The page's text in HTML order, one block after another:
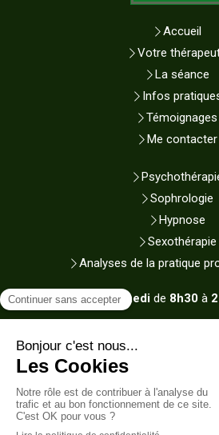
Accueil
Votre
La séance
Infos
Témoignages
Me contacter
Sophrologie
Hypnose
Sexothérapie
Analyses de la pratique
DuLundiauSamedi de 8h30 à
Mentions légales